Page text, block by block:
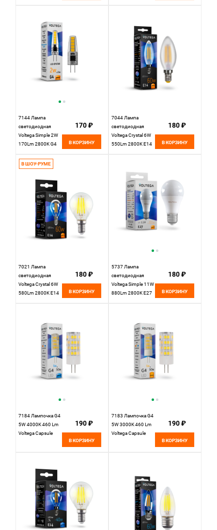
7144 Лампа
светодиодная
Voltega Simple 2W
170Lm 2800K G4
170 ₽
В КОРЗИНУ
7044 Лампа
светодиодная
Voltega Crystal 6W
550Lm 2800K E14
180 ₽
В КОРЗИНУ
В ШОУ-РУМЕ
7021 Лампа
светодиодная
Voltega Crystal 6W
580Lm 2800K E14
180 ₽
В КОРЗИНУ
5737 Лампа
светодиодная
Voltega Simple 11W
880Lm 2800K E27
180 ₽
В КОРЗИНУ
7184 Лампочка G4
5W 4000K 460 Lm
Voltega Capsule
190 ₽
В КОРЗИНУ
7183 Лампочка G4
5W 3000K 460 Lm
Voltega Capsule
190 ₽
В КОРЗИНУ